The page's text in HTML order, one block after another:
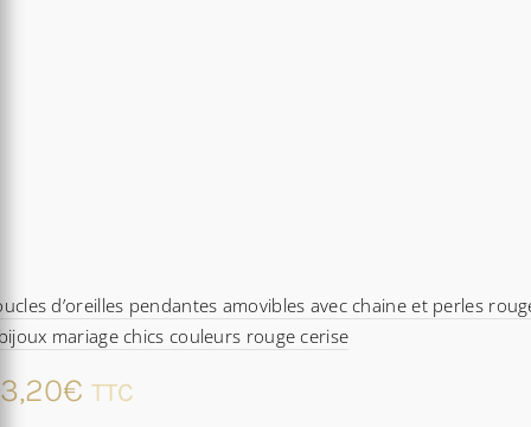
d’oreilles pendantes amovibles avec chaine et perles
mariage chics couleurs rouge cerise
€ TTC